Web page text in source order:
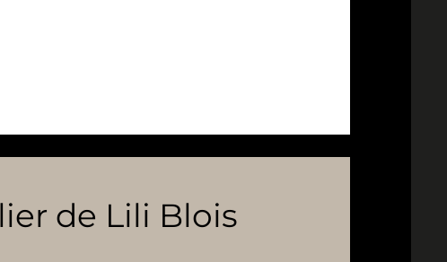
de Lili Blois